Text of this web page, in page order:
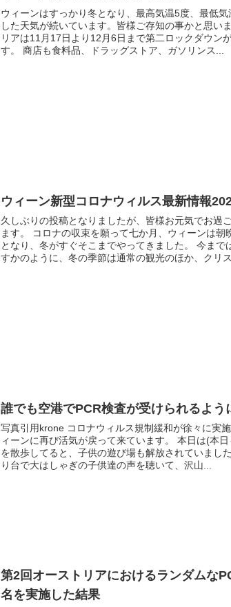
ウィーンはすっかり冬となり、最高気温5度、最低気
した天気が続いています。皆様ご存知の事かと思い
リアは11月17日より12月6日まで第二ロックダウン
す。 商店も食料品、ドラッグストア、ガソリンス...
ウィーン新型コロナウィルス最新情報
久しぶりの投稿となりましたが、皆様お元気でお過
ます。 コロナの収束を願って七か月、ウィーンは朝
となり、冬がすぐそこまでやってきました。 今まで
すかのように、冬の季節は通常の観光のほか、クリス
誰でも空港でPCR検査が受けられるよう
写真引用krone コロナウィルス規制緩和が徐々に実
ィーンに再び活気が戻って来ています。 本日は(本
を散歩してると、子供の遊び場も解放されていまし
り台で大はしゃぎの子供達の声を聴いて、沢山...
第2回オーストリアにおけるランダムな
名を実施した結果